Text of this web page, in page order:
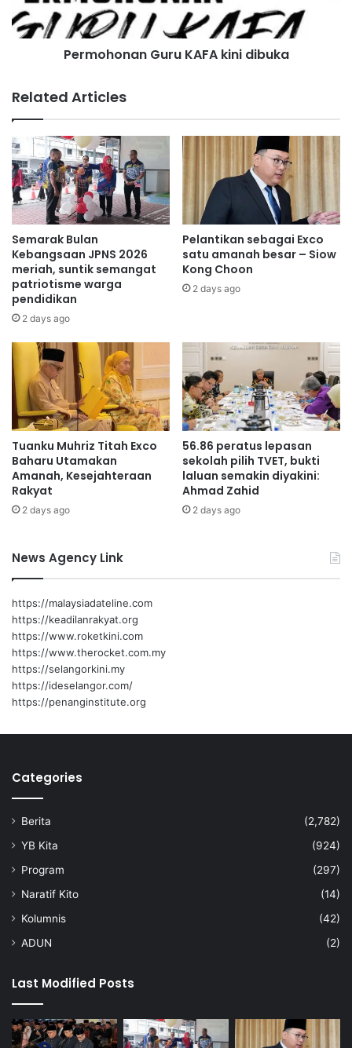
Di sekeliling kita.
Dalam diri kita sendiri.
Jangan diam. Jangan simpan.
Kesunyian itu bukan kelemahan.
Dan jika hari ini kau rasa letih dengan dunia ketahuilah, kau
tak bersendirian.
Source: Public Health Malaysia
Photo Credit: Marvel Studios
b
a
m
e
e
n
t
a
s
i
P
o
r
t
D
c
k
s
o
n
-
M
e
l
a
k
G
e
n
r
u
K
A
F
A
k
i
n
i
d
i
b
u
a
Permohonan Guru KAFA kini dibuka
Related Articles
Semarak Bulan
Kebangsaan JPNS 2026
meriah, suntik semangat
patriotisme warga
pendidikan
2 days ago
Pelantikan sebagai Exco
satu amanah besar – Siow
Kong Choon
2 days ago
Tuanku Muhriz Titah Exco
Baharu Utamakan
Amanah, Kesejahteraan
Rakyat
2 days ago
56.86 peratus lepasan
sekolah pilih TVET, bukti
laluan semakin diyakini:
Ahmad Zahid
2 days ago
News Agency Link
https://malaysiadateline.com
https://keadilanrakyat.org
https://www.roketkini.com
https://www.therocket.com.my
https://selangorkini.my
https://ideselangor.com/
https://penanginstitute.org
Categories
Berita
(2,782)
YB Kita
(924)
Program
(297)
Naratif Kito
(14)
Kolumnis
(42)
ADUN
(2)
Last Modified Posts